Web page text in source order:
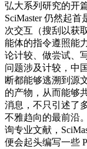
弘大系列研究的开
SciMaster 仍然起
次交互（搜刮以获
能体的指令遵照能
论计较、做尝试、
问题涉及计较，中
断都能够逃溯到源
的产物，从而能够
消息，不只引述了
不雅趋向的最前沿
询专业文献，
便会起头编写一些